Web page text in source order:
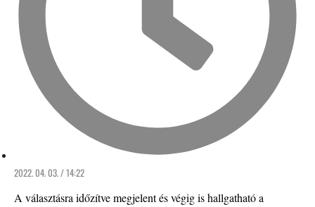
2022. 04. 03. / 14:22
A választásra időzítve megjelent és végig is hallgatható a